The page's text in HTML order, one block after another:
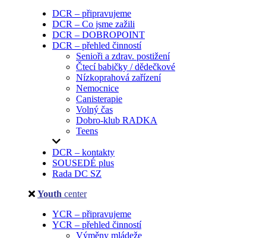
DCR – připravujeme
DCR – Co jsme zažili
DCR – DOBROPOINT
DCR – přehled činností
Senioři a zdrav. postižení
Čtecí babičky / dědečkové
Nízkoprahová zařízení
Nemocnice
Canisterapie
Volný čas
Dobro-klub RADKA
Teens
DCR – kontakty
SOUSEDÉ plus
Rada DC SZ
Youth center
YCR – připravujeme
YCR – přehled činností
Výměny mládeže